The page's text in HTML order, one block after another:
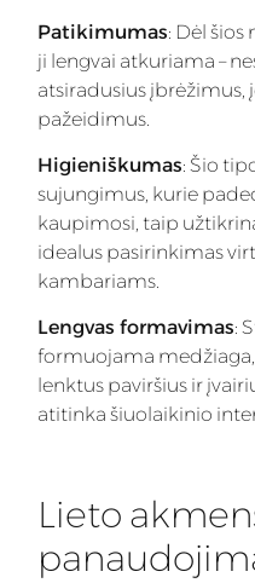
Patikimumas: Dėl
ji lengvai atkuriama –
atsiradusius įbrėžimus,
pažeidimus.
Higieniškumas: Šio
sujungimus, kurie
kaupimosi, taip
idealus pasirinkimas
kambariams.
Lengvas formavimas:
formuojama
lenktus paviršius ir
atitinka šiuolaikinio
Lieto